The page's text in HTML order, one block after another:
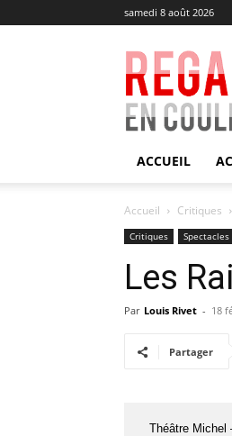
samedi 8 août 2026
ACCUEIL
Accueil Critiques
Critiques Spectacles
Les
Par Louis Rivet - 18
Partager
Théâtre Michel